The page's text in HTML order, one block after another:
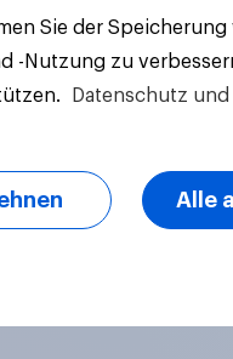
Artikel
Sie der
-Nutzung zu
Datenschutz
Alle